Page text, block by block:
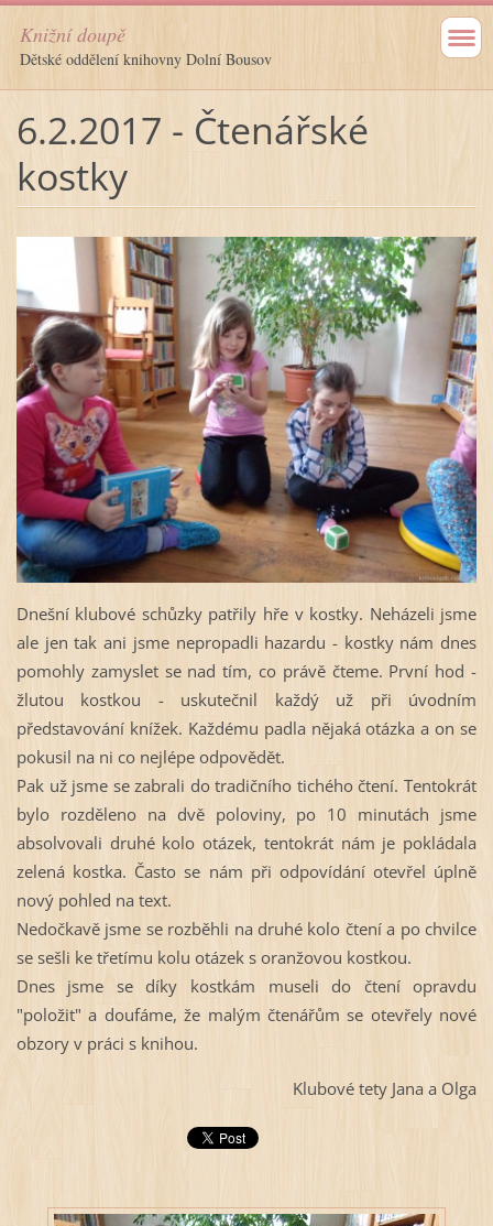
Knižní doupě
Dětské oddělení knihovny Dolní Bousov
6.2.2017 - Čtenářské
kostky
Dnešní klubové schůzky patřily hře v kostky. Neházeli jsme
ale jen tak ani jsme nepropadli hazardu - kostky nám dnes
pomohly zamyslet se nad tím, co právě čteme. První hod -
žlutou kostkou - uskutečnil každý už při úvodním
představování knížek. Každému padla nějaká otázka a on se
pokusil na ni co nejlépe odpovědět.
Pak už jsme se zabrali do tradičního tichého čtení. Tentokrát
bylo rozděleno na dvě poloviny, po 10 minutách jsme
absolvovali druhé kolo otázek, tentokrát nám je pokládala
zelená kostka. Často se nám při odpovídání otevřel úplně
nový pohled na text.
Nedočkavě jsme se rozběhli na druhé kolo čtení a po chvilce
se sešli ke třetímu kolu otázek s oranžovou kostkou.
Dnes jsme se díky kostkám museli do čtení opravdu
"položit" a doufáme, že malým čtenářům se otevřely nové
obzory v práci s knihou.
Klubové tety Jana a Olga